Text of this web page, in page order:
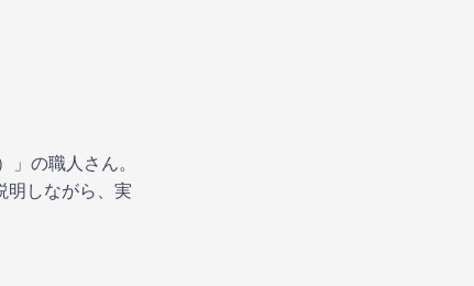
の職人さん。
明しながら、実